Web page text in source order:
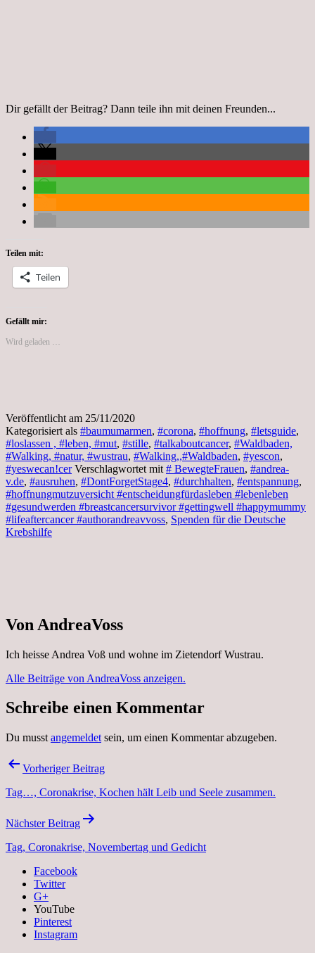
Dir gefällt der Beitrag? Dann teile ihn mit deinen Freunden...
Teilen mit:
Teilen
Gefällt mir:
Wird geladen …
Veröffentlicht am 25/11/2020
Kategorisiert als #baumumarmen, #corona, #hoffnung, #letsguide,
#loslassen , #leben, #mut, #stille, #talkaboutcancer, #Waldbaden,
#Walking, #natur, #wustrau, #Walking,,#Waldbaden, #yescon,
#yeswecan!cer Verschlagwortet mit # BewegteFrauen, #andrea-
v.de, #ausruhen, #DontForgetStage4, #durchhalten, #entspannung,
#hoffnungmutzuversicht #entscheidungfürdasleben #lebenleben
#gesundwerden #breastcancersurvivor #gettingwell #happymummy
#lifeaftercancer #authorandreavvoss, Spenden für die Deutsche
Krebshilfe
Von AndreaVoss
Ich heisse Andrea Voß und wohne im Zietendorf Wustrau.
Alle Beiträge von AndreaVoss anzeigen.
Schreibe einen Kommentar
Du musst angemeldet sein, um einen Kommentar abzugeben.
Beitragsnavigation
Vorheriger Beitrag
Tag…, Coronakrise, Kochen hält Leib und Seele zusammen.
Nächster Beitrag
Tag, Coronakrise, Novembertag und Gedicht
Facebook
Twitter
G+
YouTube
Pinterest
Instagram